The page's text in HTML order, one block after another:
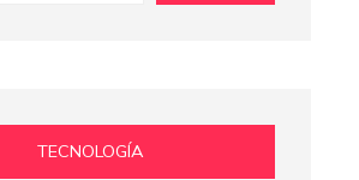
TECNOLOGÍA